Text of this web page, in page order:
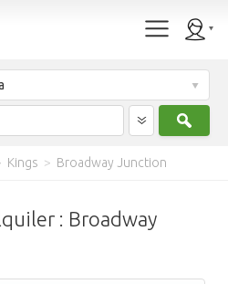
Kings > Broadway Junction
: Broadway